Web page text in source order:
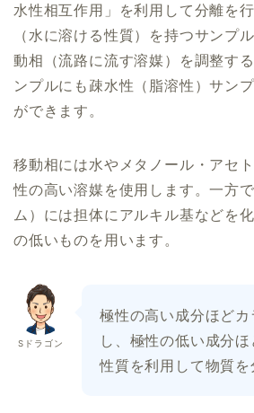
水性相互作用」を利用して分離を
（水に溶ける性質）を持つサンプ
動相（流路に流す溶媒）を調整す
ンプルにも疎水性（脂溶性）サン
ができます。
移動相には水やメタノール・アセ
性の高い溶媒を使用します。一方
ム）には担体にアルキル基などを
の低いものを用います。
Sドラゴン
極性の高い成分ほど
し、極性の低い成分
性質を利用して物質を